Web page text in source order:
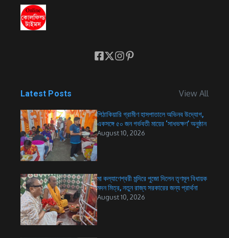
Latest Posts View All
পিঠাকিয়ারি গ্রামীণ হাসপাতালে অভিনব উদ্যোগ,
একসঙ্গে ৫০ জন গর্ভবতী মায়ের ‘সাধভক্ষণ’ অনুষ্ঠান
August 10, 2026
মা কল্যাণেশ্বরী মন্দিরে পুজো দিলেন তৃণমূল বিধায়ক
মদন মিত্র, নতুন রাজ্য সরকারের জন্য প্রার্থনা
August 10, 2026